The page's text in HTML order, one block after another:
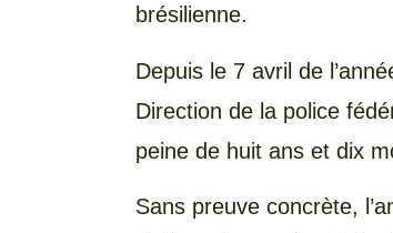
brésilienne.
Depuis le 7 avril de
Direction de la police
peine de huit ans et dix
Sans preuve concrète,